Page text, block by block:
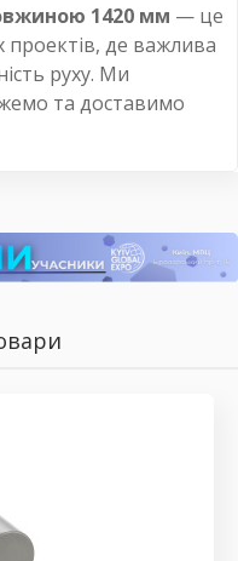
1420 мм — це
проектів, де важлива
руху. Ми
та доставимо